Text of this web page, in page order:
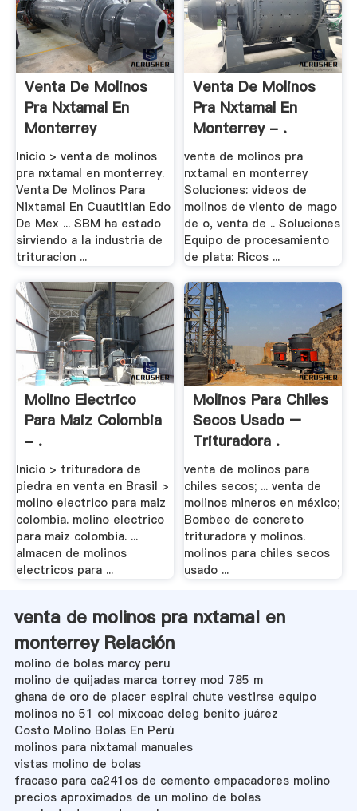
Venta De Molinos
Pra Nxtamal En
Monterrey
Inicio > venta de molinos
pra nxtamal en monterrey.
Venta De Molinos Para
Nixtamal En Cuautitlan Edo
De Mex ... SBM ha estado
sirviendo a la industria de
trituracion ...
Venta De Molinos
Pra Nxtamal En
Monterrey - .
venta de molinos pra
nxtamal en monterrey
Soluciones: videos de
molinos de viento de mago
de o, venta de .. Soluciones
Equipo de procesamiento
de plata: Ricos ...
Molino Electrico
Para Maiz Colombia
- .
Inicio > trituradora de
piedra en venta en Brasil >
molino electrico para maiz
colombia. molino electrico
para maiz colombia. ...
almacen de molinos
electricos para ...
Molinos Para Chiles
Secos Usado –
Trituradora .
venta de molinos para
chiles secos; ... venta de
molinos mineros en méxico;
Bombeo de concreto
trituradora y molinos.
molinos para chiles secos
usado ...
venta de molinos pra nxtamal en
monterrey Relación
molino de bolas marcy peru
molino de quijadas marca torrey mod 785 m
ghana de oro de placer espiral chute vestirse equipo
molinos no 51 col mixcoac deleg benito juárez
Costo Molino Bolas En Perú
molinos para nixtamal manuales
vistas molino de bolas
fracaso para ca241os de cemento empacadores molino
precios aproximados de un molino de bolas